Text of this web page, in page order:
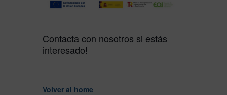
Contacta con nosotros si estás
interesado!
Volver al home